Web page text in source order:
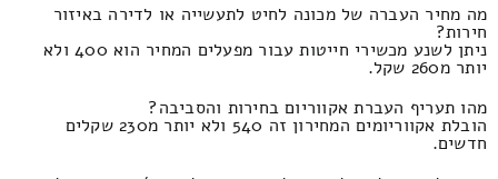
מה מחיר העברה של מכונה לחיט לתעשייה או לדירה באיזור
חירות?
ניתן לשנע מכשירי חייטות עבור מפעלים המחיר הוא 400 ולא
יותר מ260 שקל.
מהו תעריף העברת אקווריום בחירות והסביבה?
הובלת אקווריומים המחירון זה 540 ולא יותר מ230 שקלים
חדשים.